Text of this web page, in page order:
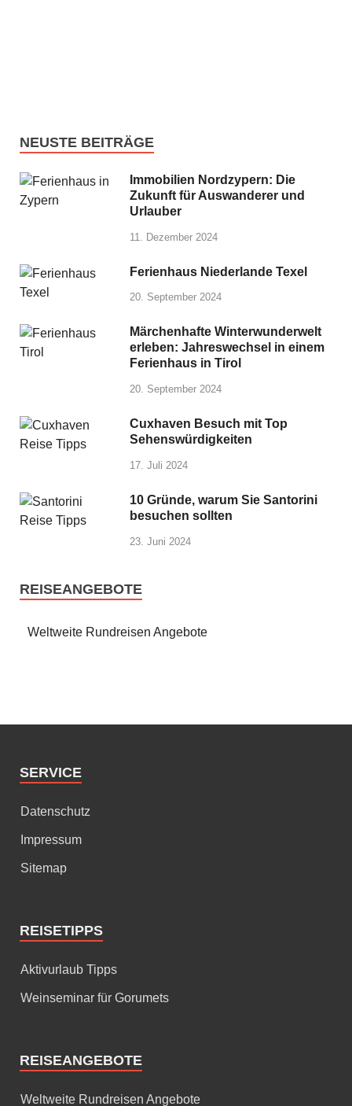
NEUSTE BEITRÄGE
Immobilien Nordzypern: Die
Zukunft für Auswanderer und
Urlauber
11. Dezember 2024
Ferienhaus Niederlande Texel
20. September 2024
Märchenhafte Winterwunderwelt
erleben: Jahreswechsel in einem
Ferienhaus in Tirol
20. September 2024
Cuxhaven Besuch mit Top
Sehenswürdigkeiten
17. Juli 2024
10 Gründe, warum Sie Santorini
besuchen sollten
23. Juni 2024
REISEANGEBOTE
Weltweite Rundreisen Angebote
SERVICE
Datenschutz
Impressum
Sitemap
REISETIPPS
Aktivurlaub Tipps
Weinseminar für Gorumets
REISEANGEBOTE
Weltweite Rundreisen Angebote